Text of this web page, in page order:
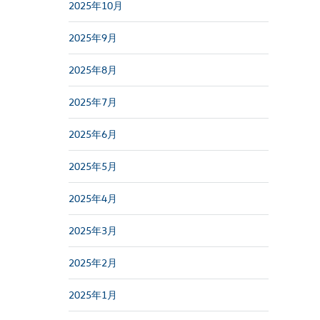
2025年10月
2025年9月
2025年8月
2025年7月
2025年6月
2025年5月
2025年4月
2025年3月
2025年2月
2025年1月